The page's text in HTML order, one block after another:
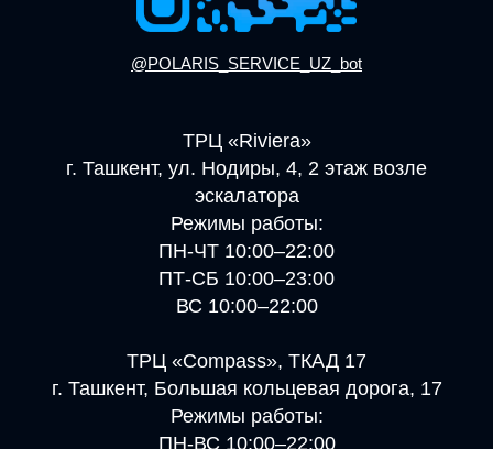
@POLARIS_SERVICE_UZ_bot
ТРЦ «Riviera»
г. Ташкент, ул. Нодиры, 4, 2 этаж возле
эскалатора
Режимы работы:
ПН-ЧТ 10:00–22:00
ПТ-СБ 10:00–23:00
ВС 10:00–22:00
ТРЦ «Compass», ТКАД 17
г. Ташкент, Большая кольцевая дорога, 17
Режимы работы:
ПН-ВС 10:00–22:00